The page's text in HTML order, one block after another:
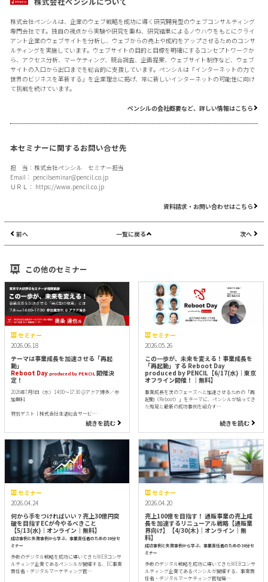
株式会社ペンシルは、企業のウェブ戦略を成功に導く研究開発型のウェブコンサルティング
専門会社です。独自の視点から実験や研究を重ね、研究結果によるノウハウをもとにクライ
アント企業のウェブサイトを分析し、ウェブからの売上や成約をアップさせるためのコンサ
ルティングを実施しています。ウェブサイトの目的と目標を明確にするコンセプトワークか
ら、アクセス分析、マーケティング、競合調査、企画提案、ウェブサイト制作など、ウェブ
サイトの入口から出口までを総合的に支援しています。ペンシルは「インターネットの力で
世界のビジネスを革新する」を企業理念に掲げ、常に新しいインターネットの可能性に向け
て挑戦を続けています。
ペンシルの会社概要など、詳しい情報はこちら
本セミナーに関するお問い合せ先
担 当：株式会社ペンシル セミナー担当
Email： pencilseminar@pencil.co.jp
ＵＲＬ： https://www.pencil.co.jp
資料請求・お問い合わせはこちら
前へ 一覧に戻る 次へ
この他のセミナー
セミナー
2026.06.18
テーマは事業成長を加速させる「再起
動」
Reboot Dayproduced by PENCIL 開催決
定！
2026年7月8日（水）14:00～17:30 @アクア博多／参
加無料
特別ゲスト｜株式会社生活総合サービ…
続きを読む
セミナー
2026.05.26
この一歩が、未来を変える！事業成長を
「再起動」する Reboot Day
produced by PENCIL【6/17(水)｜東京
オフライン開催！｜無料】
事業成長を次のフェーズへと加速させるための「再
起動（Reboot）」をテーマに、ペンシルが培ってき
た知見と最新の成功事例を紹介す…
続きを読む
セミナー
2026.04.24
何から手をつければいい？売上30億円突
破を目指すECが今やるべきこと
【5/13(水)｜オンライン｜無料】
成功事例と失敗事例から学ぶ、事業責任者のための30分セ
ミナー
多数のデジタル戦略を成功に導いてきたWEBコンサ
ルティング企業であるペンシルが開催する、EC事業
責任者・デジタルマーケティング管…
セミナー
2026.04.20
売上100億を目指す！ 通販事業の売上成
長を加速するリニューアル戦略【通販業
界向け】【4/30(木)｜オンライン｜無
料】
成功事例と失敗事例から学ぶ、事業責任者のための30分セ
ミナー
多数のデジタル戦略を成功に導いてきたWEBコンサ
ルティング企業であるペンシルが開催する、事業責
任者・デジタルマーケティング管理職…